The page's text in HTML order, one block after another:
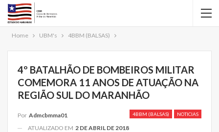
Home UBM's 4BBM (BALSAS)
4º BATALHÃO DE BOMBEIROS MILITAR
COMEMORA 11 ANOS DE ATUAÇÃO NA
REGIÃO SUL DO MARANHÃO
4BBM (BALSAS) NOTICIAS
Por Admcbmma01
ATUALIZADO EM 2 DE ABRIL DE 2018